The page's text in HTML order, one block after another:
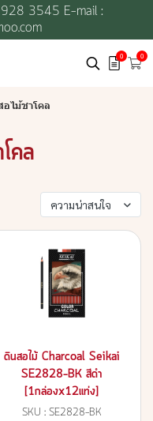
3545 E-mail :
0 0
อไม้ชาโคล
คล
ความน่าสนใจ
ดินสอไม้ Charcoal Seikai
SE2828-BK สีดำ
[1กล่องx12แท่ง]
SKU : SE2828-BK